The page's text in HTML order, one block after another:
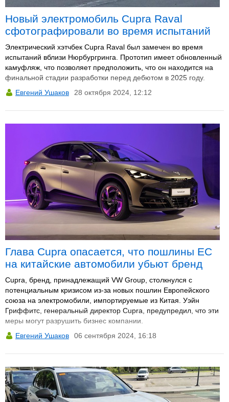
Новый электромобиль Cupra Raval
сфотографировали во время испытаний
Электрический хэтчбек Cupra Raval был замечен во время
испытаний вблизи Нюрбургринга. Прототип имеет обновленный
камуфляж, что позволяет предположить, что он находится на
финальной стадии разработки перед дебютом в 2025 году.
Евгений Ушаков
28 октября 2024, 12:12
Глава Cupra опасается, что пошлины ЕС
на китайские автомобили убьют бренд
Cupra, бренд, принадлежащий VW Group, столкнулся с
потенциальным кризисом из-за новых пошлин Европейского
союза на электромобили, импортируемые из Китая. Уэйн
Гриффитс, генеральный директор Cupra, предупредил, что эти
меры могут разрушить бизнес компании.
Евгений Ушаков
06 сентября 2024, 16:18